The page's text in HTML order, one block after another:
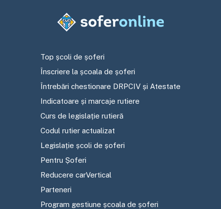
Top școli de șoferi
Înscriere la școala de șoferi
Întrebări chestionare DRPCIV și Atestate
Indicatoare și marcaje rutiere
Curs de legislație rutieră
Codul rutier actualizat
Legislație școli de șoferi
Pentru Șoferi
Reducere carVertical
Parteneri
Program gestiune școala de șoferi